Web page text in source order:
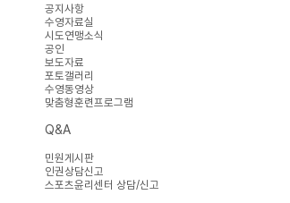
공지사항
수영자료실
시도연맹소식
공인
보도자료
포토갤러리
수영동영상
맞춤형훈련프로그램
Q&A
민원게시판
인권상담신고
스포츠윤리센터 상담/신고